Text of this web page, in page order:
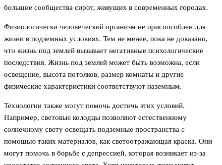
большие сообщества сирот, живущих в современных городах.
Физиологически человеческий организм не приспособлен для
жизни в подземных условиях. Тем не менее, пока не доказано,
что жизнь под землей вызывает негативные психологические
последствия. Жизнь под землей может быть возможна, если
освещение, высота потолков, размер комнаты и другие
физические характеристики соответствуют наземным.
Технологии также могут помочь достичь этих условий.
Например, световые колодцы позволяют естественному
солнечному свету освещать подземные пространства с
помощью таких материалов, как светоотражающая краска. Они
могут помочь в борьбе с депрессией, которая возникает из-за